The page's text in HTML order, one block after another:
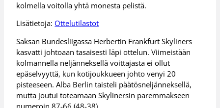
kolmella voitolla yhtä monesta pelistä.
Lisätietoja: Ottelutilastot
Saksan Bundesliigassa Herbertin Frankfurt Skyliners
kasvatti johtoaan tasaisesti läpi ottelun. Viimeistään
kolmannella neljänneksellä voittajasta ei ollut
epäselvyyttä, kun kotijoukkueen johto venyi 20
pisteeseen. Alba Berlin taisteli päätösneljänneksellä,
mutta joutui toteamaan Skylinersin paremmakseen
numeroin 87-66 (48-38).